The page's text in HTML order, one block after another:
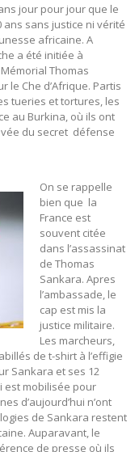
jour pour jour que le
sans justice ni vérité
africaine. A
a été initiée à
Thomas
le Che d’Afrique. Partis
tueries et tortures, les
au Burkina, où ils ont
du secret défense
On se rappelle
bien que la
France est
souvent citée
dans l’assassinat
de Thomas
Sankara. Apres
l’ambassade, le
cap est mis la
justice militaire.
Les marcheurs,
de t-shirt à l’effigie
Sankara et ses 12
est mobilisée pour
d’aujourd’hui n’ont
de Sankara restent
Auparavant, le
de presse où ils